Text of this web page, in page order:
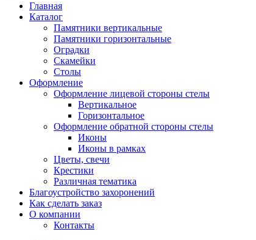
Главная
Каталог
Памятники вертикальные
Памятники горизонтальные
Оградки
Скамейки
Столы
Оформление
Оформление лицевой стороны стелы
Вертикальное
Горизонтальное
Оформление обратной стороны стелы
Иконы
Иконы в рамках
Цветы, свечи
Крестики
Различная тематика
Благоустройство захоронений
Как сделать заказ
О компании
Контакты